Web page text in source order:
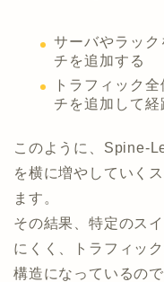
サーバやラッ
チを追加する
トラフィック
チを追加して
このように、Spine-
を横に増やしていく
ます。
その結果、特定のス
にくく、トラフィッ
構造になっているので